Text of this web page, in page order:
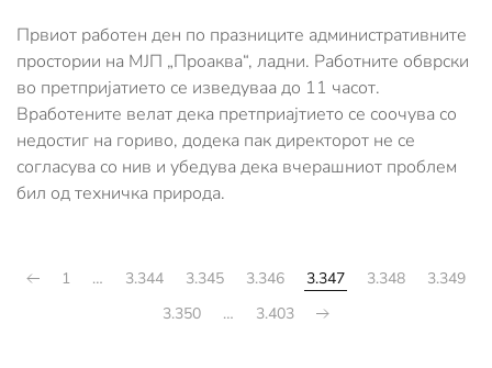
Првиот работен ден по празниците административните
простории на МЈП „Проаква“, ладни. Работните обврски
во претпријатието се изведуваа до 11 часот.
Вработените велат дека претприајтието се соочува со
недостиг на гориво, додека пак директорот не се
согласува со нив и убедува дека вчерашниот проблем
бил од техничка природа.
1 … 3.344 3.345 3.346 3.347 3.348
3.349
3.350
… 3.403